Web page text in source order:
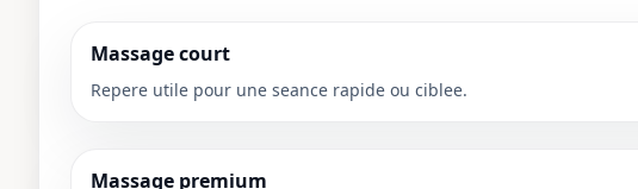
Massage court
Repere utile pour une seance rapide ou ciblee.
Massage premium